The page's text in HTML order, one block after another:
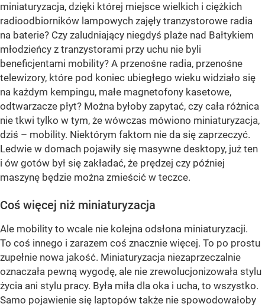
miniaturyzacja, dzięki której miejsce wielkich i ciężkich
radioodbiorników lampowych zajęły tranzystorowe radia
na baterie? Czy zaludniający niegdyś plaże nad Bałtykiem
młodzieńcy z tranzystorami przy uchu nie byli
beneficjentami mobility? A przenośne radia, przenośne
telewizory, które pod koniec ubiegłego wieku widziało się
na każdym kempingu, małe magnetofony kasetowe,
odtwarzacze płyt? Można byłoby zapytać, czy cała różnica
nie tkwi tylko w tym, że wówczas mówiono miniaturyzacja,
dziś – mobility. Niektórym faktom nie da się zaprzeczyć.
Ledwie w domach pojawiły się masywne desktopy, już ten
i ów gotów był się zakładać, że prędzej czy później
maszynę będzie można zmieścić w teczce.
Coś więcej niż miniaturyzacja
Ale mobility to wcale nie kolejna odsłona miniaturyzacji.
To coś innego i zarazem coś znacznie więcej. To po prostu
zupełnie nowa jakość. Miniaturyzacja niezaprzeczalnie
oznaczała pewną wygodę, ale nie zrewolucjonizowała stylu
życia ani stylu pracy. Była miła dla oka i ucha, to wszystko.
Samo pojawienie się laptopów także nie spowodowałoby